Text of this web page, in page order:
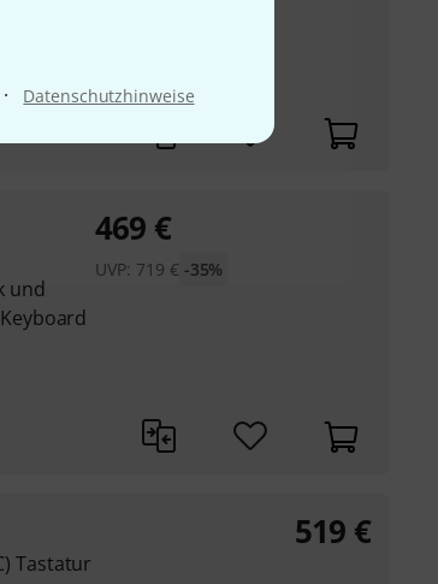
· Datenschutzhinweise
und
469 €
UVP: 719 € -35%
Tastatur
519 €